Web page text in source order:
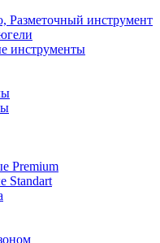
Разметочный инструмент
инструменты
Premium
Standart